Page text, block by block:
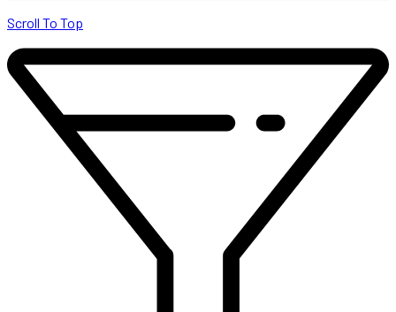
Scroll To Top